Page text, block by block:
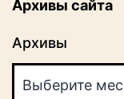
Архивы сайта
Архивы